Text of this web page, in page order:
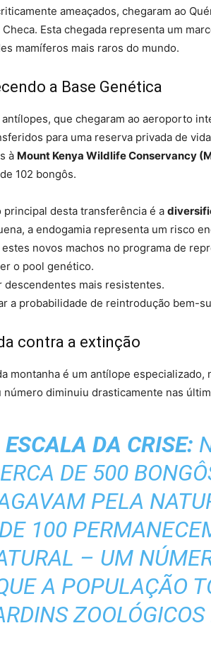
ameaçados, chegaram ao
Checa. Esta chegada representa um
mamíferos mais raros do mundo.
a Base Genética
antílopes, que chegaram ao aeroporto
para uma reserva privada de
à Mount Kenya Wildlife Conservancy
102 bongôs.
principal desta transferência é a
a endogamia representa um risco
novos machos no programa de
o pool genético.
descendentes mais resistentes.
a probabilidade de reintrodução bem-
contra a extinção
montanha é um antílope
número diminuiu drasticamente nas
DA CRISE:
DE 500
PELA
DE 100
– UM
A POPULAÇÃO